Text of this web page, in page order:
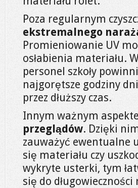
Poza regularnym
ekstremalnego
Promieniowanie UV
osłabienia materiału.
personel szkoły
najgorętsze godziny
przez dłuższy czas.
Innym ważnym
przeglądów. Dzięki
zauważyć ewentualne
się materiału czy
wykryte usterki, tym
się do długowieczności